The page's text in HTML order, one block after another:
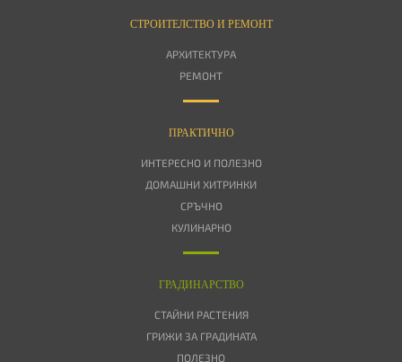
СТРОИТЕЛСТВО И РЕМОНТ
АРХИТЕКТУРА
РЕМОНТ
ПРАКТИЧНО
ИНТЕРЕСНО И ПОЛЕЗНО
ДОМАШНИ ХИТРИНКИ
СРЪЧНО
КУЛИНАРНО
ГРАДИНАРСТВО
СТАЙНИ РАСТЕНИЯ
ГРИЖИ ЗА ГРАДИНАТА
ПОЛЕЗНО